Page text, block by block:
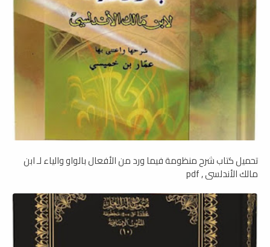
تحميل كتاب شرح منظومة فيما ورد من الأفعال بالواو والياء لـ ابن
مالك الأندلسي , pdf